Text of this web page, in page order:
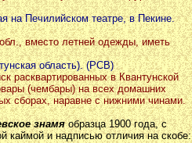
на Печилийском театре, в Пекине.
вместо летней одежды, иметь
область). (РСВ)
расквартированных в Квантунской
(чембары) на всех домашних
сборах, наравне с нижними чинами.
знамяобразца 1900 года, с
каймой и надписью отличия на скобе: